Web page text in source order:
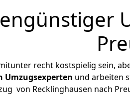
recht kostspielig sein,
Umzugsexperten und arbeiten
von Recklinghausen nach